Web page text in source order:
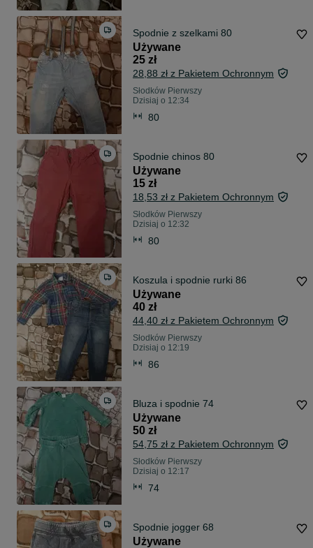
Spodnie z szelkami 80
Używane
25 zł
28,88 zł z Pakietem Ochronnym
Słodków Pierwszy
Dzisiaj o 12:34
80
Spodnie chinos 80
Używane
15 zł
18,53 zł z Pakietem Ochronnym
Słodków Pierwszy
Dzisiaj o 12:32
80
Koszula i spodnie rurki 86
Używane
40 zł
44,40 zł z Pakietem Ochronnym
Słodków Pierwszy
Dzisiaj o 12:19
86
Bluza i spodnie 74
Używane
50 zł
54,75 zł z Pakietem Ochronnym
Słodków Pierwszy
Dzisiaj o 12:17
74
Spodnie jogger 68
Używane